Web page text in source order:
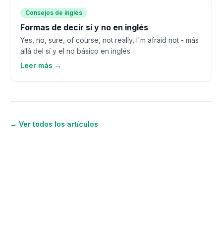
Consejos de inglés
Formas de decir sí y no en inglés
Yes, no, sure, of course, not really, I'm afraid not - más
allá del sí y el no básico en inglés.
Leer más →
← Ver todos los artículos